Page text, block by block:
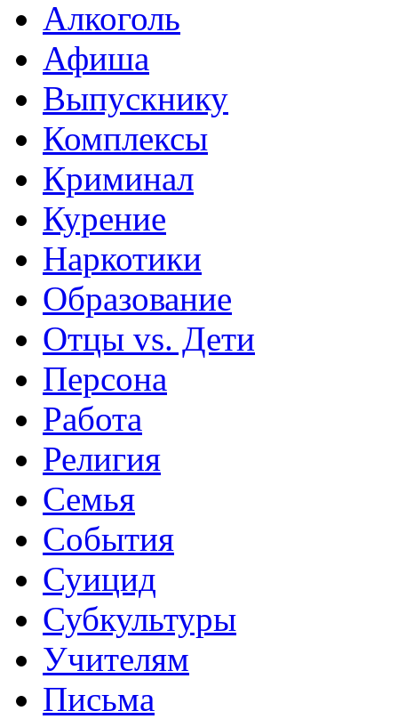
Алкоголь
Афиша
Выпускнику
Комплексы
Криминал
Курение
Наркотики
Образование
Отцы vs. Дети
Персона
Работа
Религия
Семья
События
Суицид
Субкультуры
Учителям
Письма